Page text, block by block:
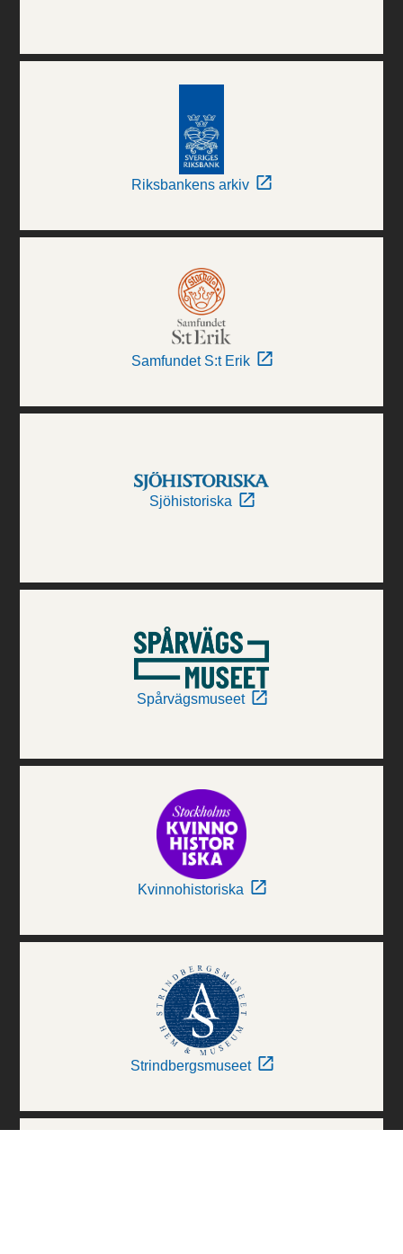
Riksbankens arkiv
Samfundet S:t Erik
Sjöhistoriska
Spårvägsmuseet
Kvinnohistoriska
Strindbergsmuseet